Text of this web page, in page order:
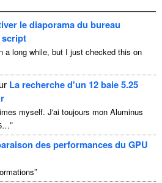
le diaporama du bureau
script
a long while, but I just checked this on
La recherche d'un 12 baie 5.25
myself. J'ai toujours mon Aluminus
”
des performances du GPU
”